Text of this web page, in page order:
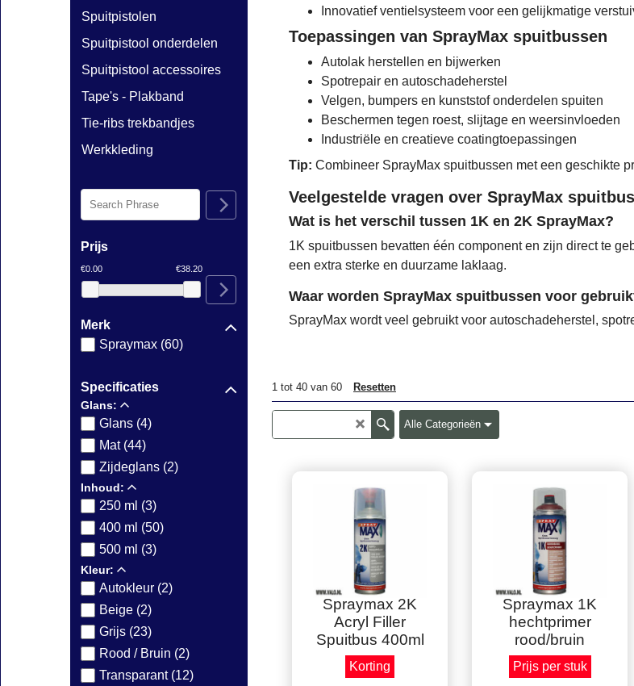
Spuitpistolen
Spuitpistool onderdelen
Spuitpistool accessoires
Tape's - Plakband
Tie-ribs trekbandjes
Werkkleding
Prijs
€0.00 €38.20
Merk
Spraymax (60)
Specificaties
Glans:
Glans (4)
Mat (44)
Zijdeglans (2)
Inhoud:
250 ml (3)
400 ml (50)
500 ml (3)
Kleur:
Autokleur (2)
Beige (2)
Grijs (23)
Rood / Bruin (2)
Transparant (12)
Innovatief ventielsysteem voor een gelijkmatige
Toepassingen van SprayMax spuitbussen
Autolak herstellen en bijwerken
Spotrepair en autoschadeherstel
Velgen, bumpers en kunststof onderdelen spuiten
Beschermen tegen roest, slijtage en weersinvloeden
Industriële en creatieve coatingtoepassingen
Tip: Combineer SprayMax spuitbussen met een geschikte
Veelgestelde vragen over SprayMax
Wat is het verschil tussen 1K en 2K SprayMax?
1K spuitbussen bevatten één component en zijn direct te
een extra sterke en duurzame laklaag.
Waar worden SprayMax spuitbussen voor
SprayMax wordt veel gebruikt voor autoschadeherstel,
1 tot 40 van 60 Resetten
Alle Categorieën
Prijs per stuk
Spraymax 2K
Acryl Filler
Spuitbus 400ml
Staffelkorting !
Spraymax 1K
hechtprimer
rood/bruin